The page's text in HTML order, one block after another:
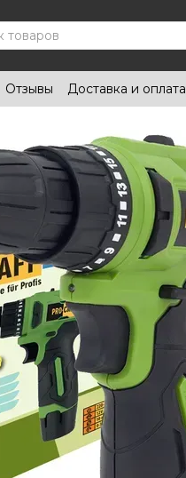
Отзывы Доставка и оплата